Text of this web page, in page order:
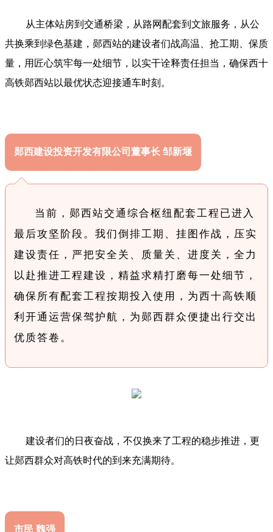
从主体站房到 交通桥梁，从路网配套到文旅服务，从公
共换乘到绿色基建，郧西站的建设者们战高温、抢工期、保质
量，用匠心筑牢每一处细节，以实干诠释责任担当，确保西十
高铁郧西站以最优状态迎接通车时刻。
郧西建设投资开发有限公司董事长 邹新堰
当前，郧西站交通综合枢纽配套工程已进入
最后攻坚阶段。我们倒排工期、挂图作战，压实
建设责任，严把安全关、质量关、进度关，全力
以赴推进工程建设，精益求精打磨每一处细节，
确保所有配套工程按期投入使用，为西十高铁顺
利开通运营保驾护航，为郧西群众便捷出行交出
优质答卷。
建设者们的日夜奋战，不仅换来了工程的稳步推进，更
让郧西群众对高铁时代的到来充满期待。
市民 魏强